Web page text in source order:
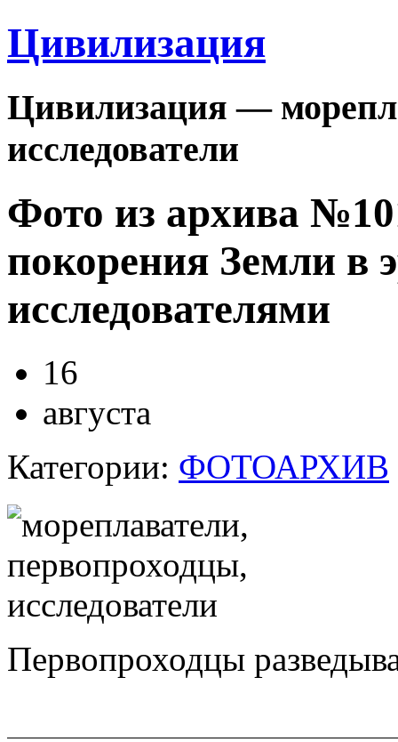
Цивилизация
Цивилизация —
исследователи
Фото из архива
покорения Земли в
исследователями
16
августа
Категории: ФОТОАРХИВ
Первопроходцы